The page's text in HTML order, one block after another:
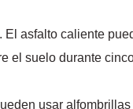
asfalto caliente
el suelo durante
usar